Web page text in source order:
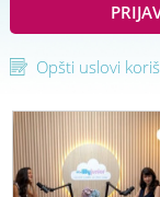
Opšti uslovi